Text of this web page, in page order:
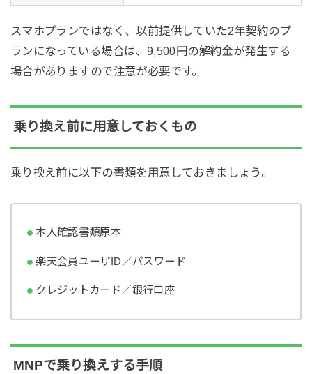
スマホプランではなく、以前提供していた2年契約のプ
ランになっている場合は、9,500円の解約金が発生する
場合がありますので注意が必要です。
乗り換え前に用意しておくもの
乗り換え前に以下の書類を用意しておきましょう。
本人確認書類原本
楽天会員ユーザID／パスワード
クレジットカード／銀行口座
MNPで乗り換えする手順